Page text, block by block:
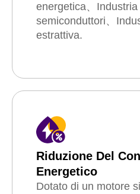
energetica、
semiconduttori、
estrattiva.
Riduzione Del
Energetico
Dotato di un motore